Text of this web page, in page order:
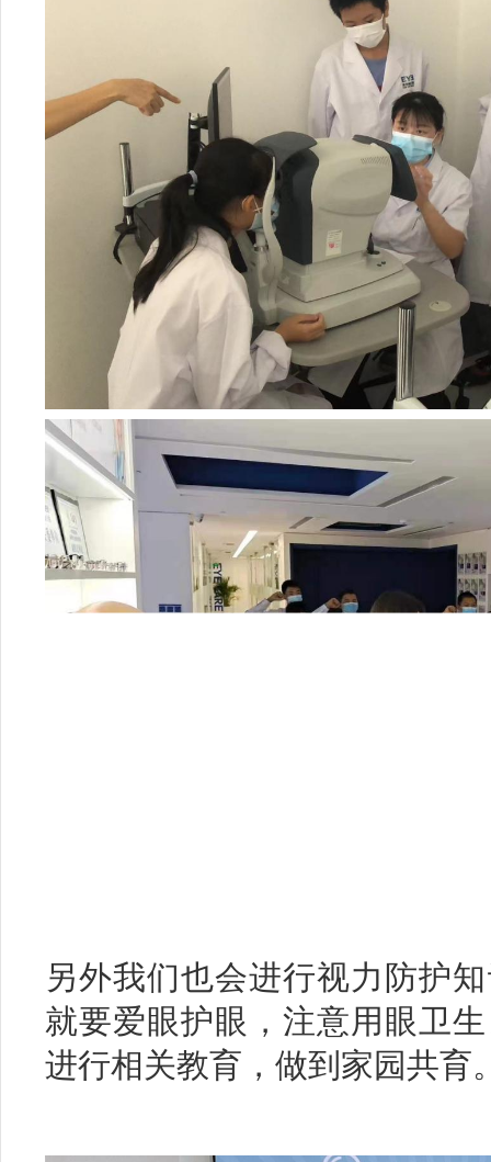
另外我们也会进行视力防护
就要爱眼护眼，注意用眼卫
进行相关教育，做到家园共育